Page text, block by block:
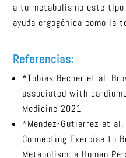
a tu metabolismo este
ayuda ergogénica como la
Referencias:
*Tobias Becher et al.
associated with
Medicine 2021
*Mendez-Gutierrez et al.
Connecting Exercise to
Metabolism: a Human